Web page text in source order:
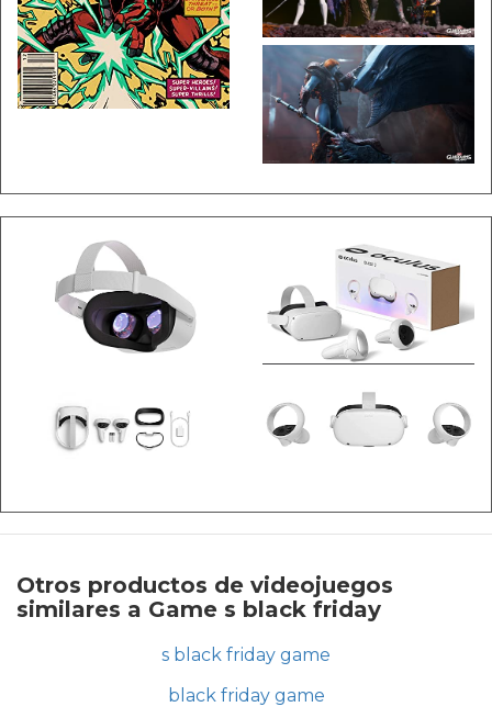
Otros productos de videojuegos
similares a Game s black friday
s black friday game
black friday game